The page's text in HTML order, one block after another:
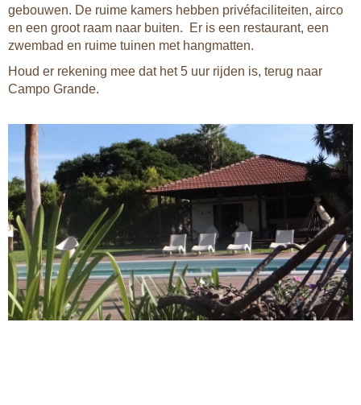
gebouwen. De ruime kamers hebben privéfaciliteiten, airco
en een groot raam naar buiten. Er is een restaurant, een
zwembad en ruime tuinen met hangmatten.
Houd er rekening mee dat het 5 uur rijden is, terug naar
Campo Grande.